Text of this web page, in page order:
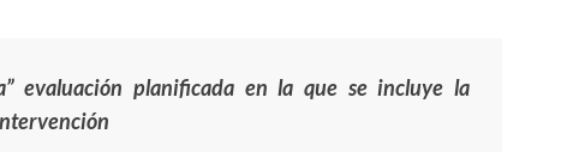
” evaluación planificada en la que se incluye la